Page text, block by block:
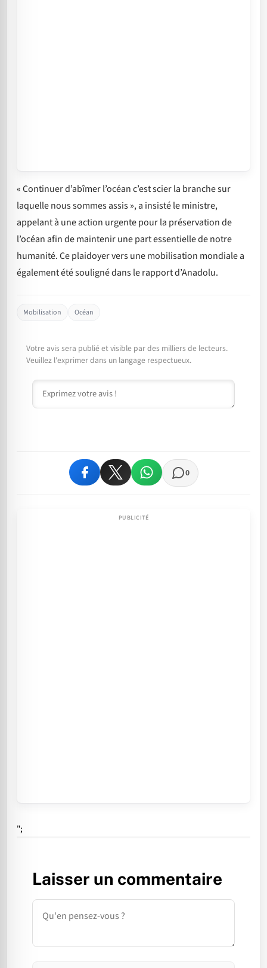
« Continuer d’abîmer l’océan c’est scier la branche sur
laquelle nous sommes assis », a insisté le ministre,
appelant à une action urgente pour la préservation de
l’océan afin de maintenir une part essentielle de notre
humanité. Ce plaidoyer vers une mobilisation mondiale a
également été souligné dans le rapport d’Anadolu.
Mobilisation Océan
Votre avis sera publié et visible par des milliers de lecteurs.
Veuillez l'exprimer dans un langage respectueux.
Commentaire
0
";
Laisser un commentaire
Commentaire